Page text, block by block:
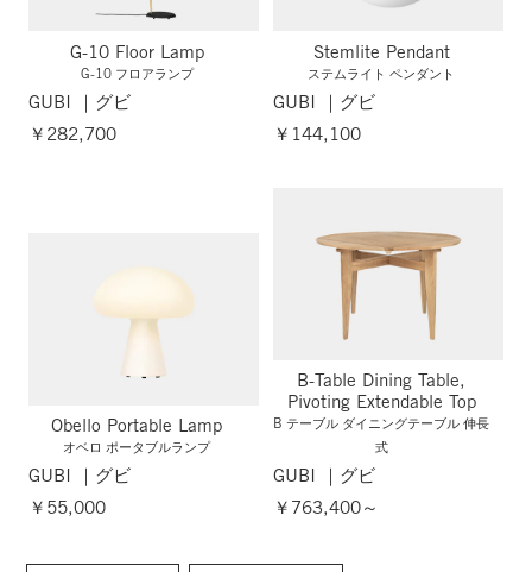
G-10 Floor Lamp
G-10 フロアランプ
GUBI ｜グビ
￥282,700
Stemlite Pendant
ステムライト ペンダント
GUBI ｜グビ
￥144,100
Obello Portable Lamp
オベロ ポータブルランプ
GUBI ｜グビ
￥55,000
B-Table Dining Table,
Pivoting Extendable Top
B テーブル ダイニングテーブル 伸長
式
GUBI ｜グビ
￥763,400～